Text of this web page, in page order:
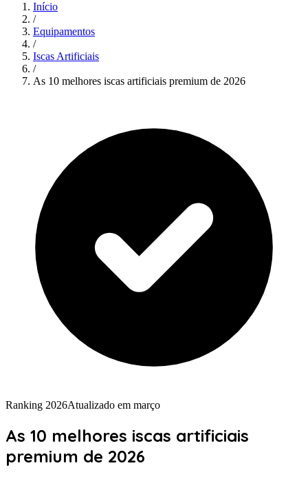
Início
/
Equipamentos
/
Iscas Artificiais
/
As 10 melhores iscas artificiais premium de 2026
Ranking 2026Atualizado em março
As 10 melhores iscas artificiais
premium de 2026